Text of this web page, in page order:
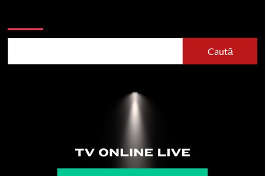
Camping
Caută